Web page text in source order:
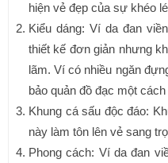
hiện vẻ đẹp của sự khéo
Kiểu dáng: Ví da đan
thiết kế đơn giản nhưng
lãm. Ví có nhiều ngăn
bảo quản đồ đạc một
Khung cá sấu độc đáo:
này làm tôn lên vẻ sang
Phong cách: Ví da đan